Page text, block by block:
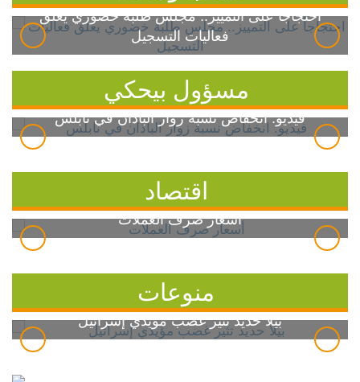
احتجاجاً على التمييز.. مجلس طلبة خضوري يعلق
فعاليات التسجيل
مسؤول بيحكي
فيديو: انخفاض نسبة زوار الباذان في نابلس
اقتصاد
أسعار صرف العملات
منوعات
بيلا حديد تثير غضب مؤيدي إسرائيل